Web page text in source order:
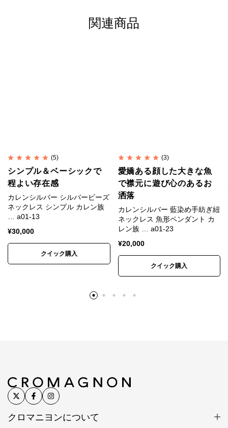
で、赤単色よりもぐっと赤色が際立ちます。
※カレンシルバー、天然石、アンティークビーズは素
材の特性上、刻印や形、色合い、風合い、小さなキズ
など個体差があります。素材や製法の特性としてご理
解ください。
※入荷時期によって色味、形状、表情に若干の違いが
生じる場合があります。
※色は正確に表現するよう努めていますが、モニター
や端末の設定、照明、写真の拡大により、実物より大
きく見えたり、色味が異なって見える場合がありま
※昨今の銀価格高騰と相場の大きな変動を受け、仕入
製 ホワイトハートビーズ(アンティークビー
ズ)/イリアンジャヤ
寸法
7.5mm ホワイトハートビーズ直径6～7mm
関連商品
(5)
シンプル＆ベーシックで
程よい存在感
カレンシルバー シルバービーズ
ネックレス シンプル カレン族
… a01-13
¥30,000
クイック購入
(3)
愛嬌ある顔した大きな魚
で襟元に遊び心のあるお
洒落
カレンシルバー 藍染め手紡ぎ紐
ネックレス 魚形ペンダント カ
レン族 … a01-23
¥20,000
クイック購入
クロマニヨンについて